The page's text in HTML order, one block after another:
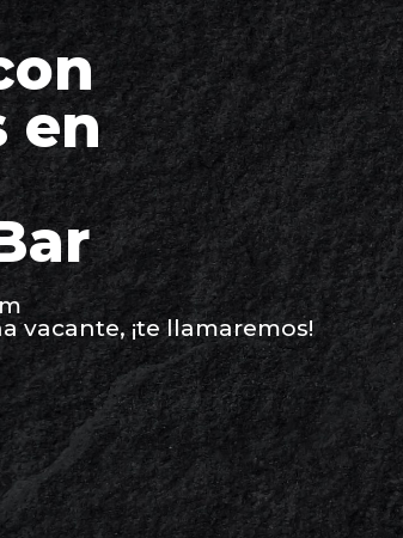
en
vacante, ¡te llamaremos!